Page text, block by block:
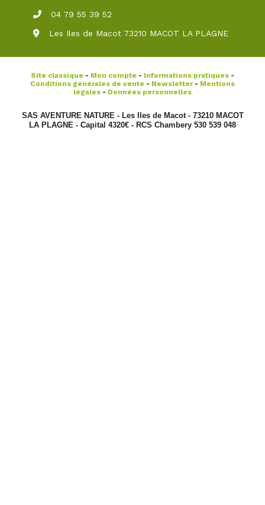
04 79 55 39 52
Les Iles de Macot 73210 MACOT LA PLAGNE
Site classique - Mon compte - Informations pratiques -
Conditions générales de vente - Newsletter- Mentions
légales - Données personnelles
SAS AVENTURE NATURE - Les Iles de Macot - 73210 MACOT
LA PLAGNE - Capital 4320€ - RCS Chambery 530 539 048